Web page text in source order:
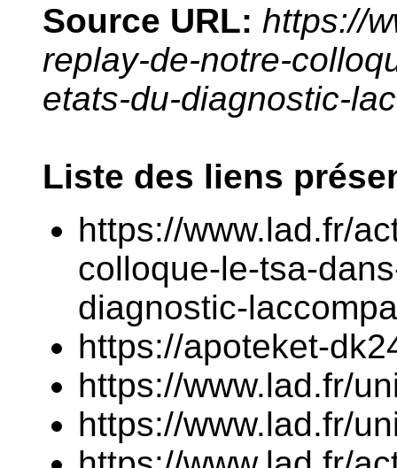
Source URL: https://
replay-de-notre-
etats-du-diagnostic-
Liste des liens
https://www.lad.fr/
colloque-le-tsa-
diagnostic-
https://apoteket-
https://www.lad.fr/
https://www.lad.fr/